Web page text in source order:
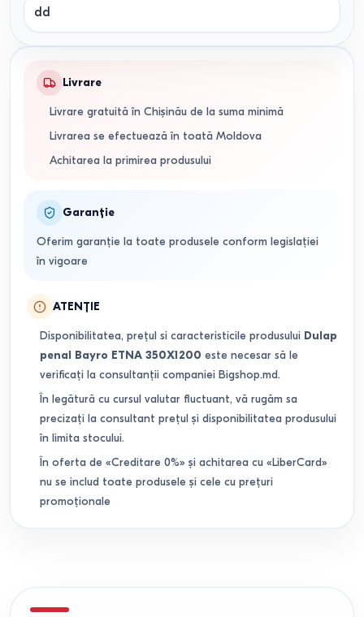
dd
Livrare
Livrare gratuită în Chișinău de la suma minimă
Livrarea se efectuează în toată Moldova
Achitarea la primirea produsului
Garanție
Oferim garanție la toate produsele conform legislației
în vigoare
ATENȚIE
Disponibilitatea, prețul si caracteristicile produsului Dulap
penal Bayro ETNA 350X1200 este necesar să le
verificați la consultanții companiei Bigshop.md.
În legătură cu cursul valutar fluctuant, vă rugăm sa
precizați la consultant prețul și disponibilitatea produsului
în limita stocului.
În oferta de «Creditare 0%» și achitarea cu «LiberCard»
nu se includ toate produsele și cele cu prețuri
promoționale